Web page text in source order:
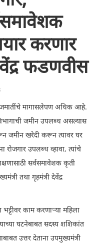
करणार
फडणवीस
मागासलेपण अधिक आहे.
जमीन उपलब्ध असल्यास
जमीन खरेदी करून त्यावर घर
रोजगार उपलब्ध व्हावा, त्यांचे
सर्वसमावेशक कृती
तथा गृहमंत्री देवेंद्र
काम करणाऱ्या महिला
घटनेबाबत सदस्य शशिकांत
उत्तर देताना उपमुख्यमंत्री